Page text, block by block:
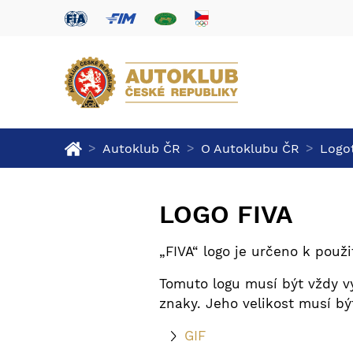
> Autoklub ČR > O Autoklubu ČR >
LOGO FIVA
„FIVA“ logo je určeno k
Tomuto logu musí být vždy
znaky. Jeho velikost musí
GIF